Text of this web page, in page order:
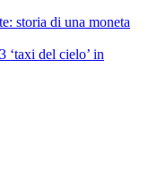
storia di una moneta
‘taxi del cielo’ in